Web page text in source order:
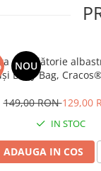
NOU
de călătorie
Baby Bag,
spațioasă și
149,00 RON129,00
IN STOC
ADAUGA IN COS